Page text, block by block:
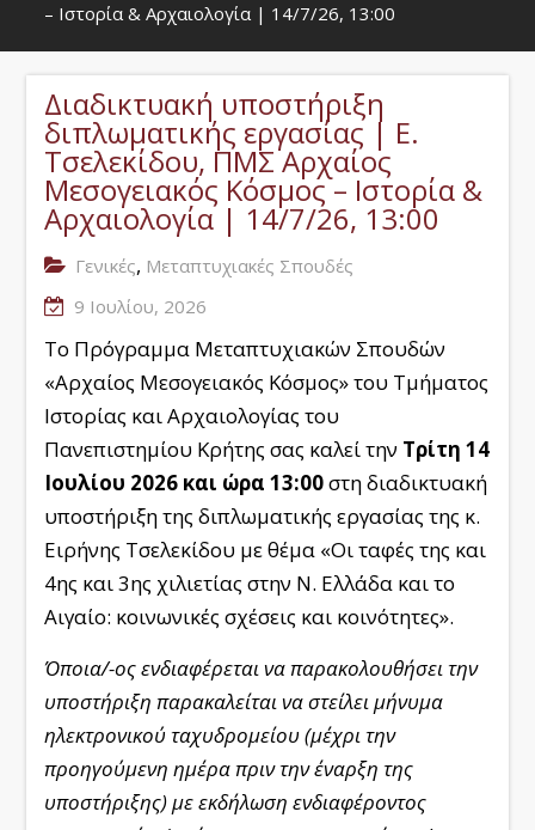
– Ιστορία & Αρχαιολογία | 14/7/26, 13:00
Διαδικτυακή υποστήριξη
διπλωματικής εργασίας | Ε.
Τσελεκίδου, ΠΜΣ Αρχαίος
Μεσογειακός Κόσμος – Ιστορία &
Αρχαιολογία | 14/7/26, 13:00
Γενικές, Μεταπτυχιακές Σπουδές
9 Ιουλίου, 2026
Το Πρόγραμμα Μεταπτυχιακών Σπουδών
«Αρχαίος Μεσογειακός Κόσμος» του Τμήματος
Ιστορίας και Αρχαιολογίας του
Πανεπιστημίου Κρήτης σας καλεί την Τρίτη 14
Ιουλίου 2026 και ώρα 13:00στη διαδικτυακή
υποστήριξη της διπλωματικής εργασίας της κ.
Ειρήνης Τσελεκίδου με θέμα «Οι ταφές της και
4ης και 3ης χιλιετίας στην Ν. Ελλάδα και το
Αιγαίο: κοινωνικές σχέσεις και κοινότητες».
Όποια/-ος ενδιαφέρεται να παρακολουθήσει την
υποστήριξη παρακαλείται να στείλει μήνυμα
ηλεκτρονικού ταχυδρομείου (μέχρι την
προηγούμενη ημέρα πριν την έναρξη της
υποστήριξης) με εκδήλωση ενδιαφέροντος